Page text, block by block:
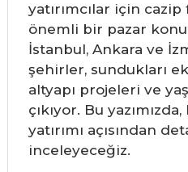
yatırımcılar için cazip
önemli bir pazar
İstanbul, Ankara ve
şehirler, sundukları
altyapı projeleri ve
çıkıyor. Bu
yatırımı açısından
inceleyeceğiz.